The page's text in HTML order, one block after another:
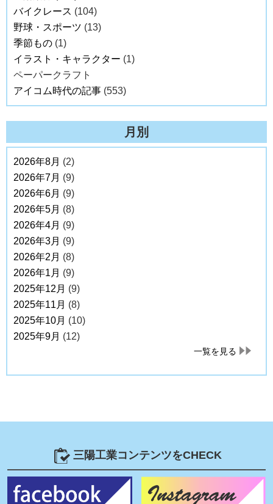
バイクレース (104)
野球・スポーツ (13)
季節もの (1)
イラスト・キャラクター (1)
ペーパークラフト
アイコム時代の記事 (553)
月別
2026年8月 (2)
2026年7月 (9)
2026年6月 (9)
2026年5月 (8)
2026年4月 (9)
2026年3月 (9)
2026年2月 (8)
2026年1月 (9)
2025年12月 (9)
2025年11月 (8)
2025年10月 (10)
2025年9月 (12)
一覧を見る
三陽工業コンテンツをCHECK